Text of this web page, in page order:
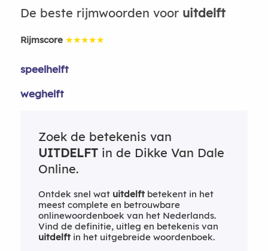
De beste rijmwoorden voor uitdelft
Rijmscore ★★★★★
speelhelft
weghelft
Zoek de betekenis van
UITDELFTin de Dikke Van Dale
Online.
Ontdek snel wat uitdelftbetekent in het
meest complete en betrouwbare
onlinewoordenboek van het Nederlands.
Vind de definitie, uitleg en betekenis van
uitdelftin het uitgebreide woordenboek.